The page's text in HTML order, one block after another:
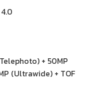
4.0
+ 50MP
(Ultrawide) + TOF